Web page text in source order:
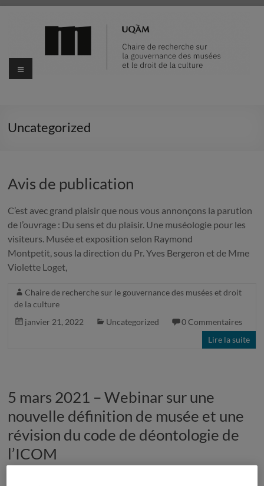
Menu
Uncategorized
Avis de publication
C’est avec grand plaisir que nous vous annonçons la parution
de l’ouvrage : Du sens et du plaisir. Une muséologie pour les
visiteurs. Musée et exposition selon Raymond
Montpetit, sous la direction du Pr. Yves Bergeron et de Mme
Violette Loget,
Chaire de recherche sur le gouvernance des musées et droit
de la culture
janvier 21, 2022
Uncategorized
0 Commentaires
Lire la suite
5 mars 2021 – Webinar sur une
nouvelle définition de musée et une
révision du code de déontologie de
l’ICOM